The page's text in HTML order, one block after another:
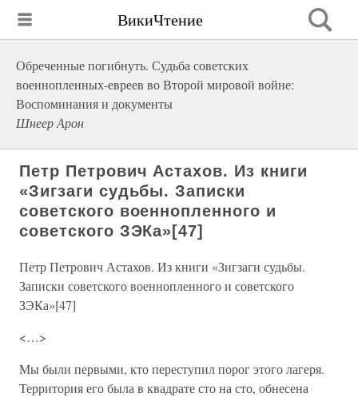
ВикиЧтение
Обреченные погибнуть. Судьба советских
военнопленных-евреев во Второй мировой войне:
Воспоминания и документы
Шнеер Арон
Петр Петрович Астахов. Из книги
«Зигзаги судьбы. Записки
советского военнопленного и
советского ЗЭКа»[47]
Петр Петрович Астахов. Из книги «Зигзаги судьбы.
Записки советского военнопленного и советского
ЗЭКа»[47]
<…>
Мы были первыми, кто переступил порог этого лагеря.
Территория его была в квадрате сто на сто, обнесена